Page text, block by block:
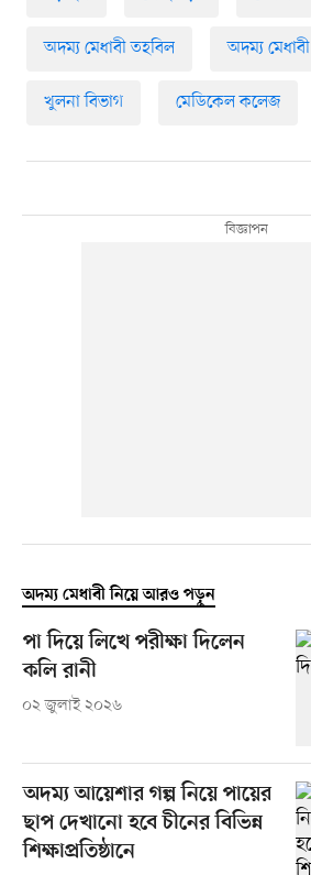
অদম্য মেধাবী তহবিল অদম্য মেধাবী
খুলনা বিভাগ মেডিকেল কলেজ
অদম্য মেধাবী নিয়ে আরও পড়ুন
পা দিয়ে লিখে পরীক্ষা দিলেন
কলি রানী
০২ জুলাই ২০২৬
অদম্য আয়েশার গল্প নিয়ে পায়ের
ছাপ দেখানো হবে চীনের বিভিন্ন
শিক্ষাপ্রতিষ্ঠানে